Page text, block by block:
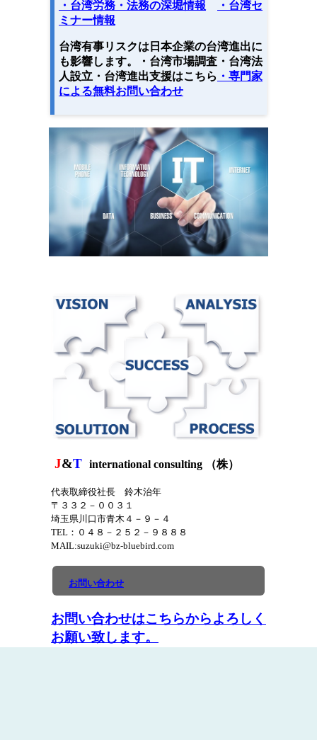
・台湾労務・法務の深堀情報
・台湾セ
ミナー情報
台湾有事リスクは日本企業の台湾進出に
も影響します。・台湾市場調査・台湾法
人設立・台湾進出支援はこちら ・専門家
による無料お問い合わせ
J&T international consulting （株）
代表取締役社長 鈴木治年
〒３３２－００３１
埼玉県川口市青木４－９－４
TEL：０４８－２５２－９８８８
MAIL:suzuki@bz-bluebird.com
お問い合わせ
お問い合わせはこちらからよろしく
お願い致します。